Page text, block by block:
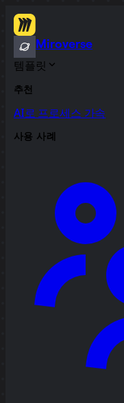
Miroverse
템플릿
추천
AI로 프로세스 가속
사용 사례